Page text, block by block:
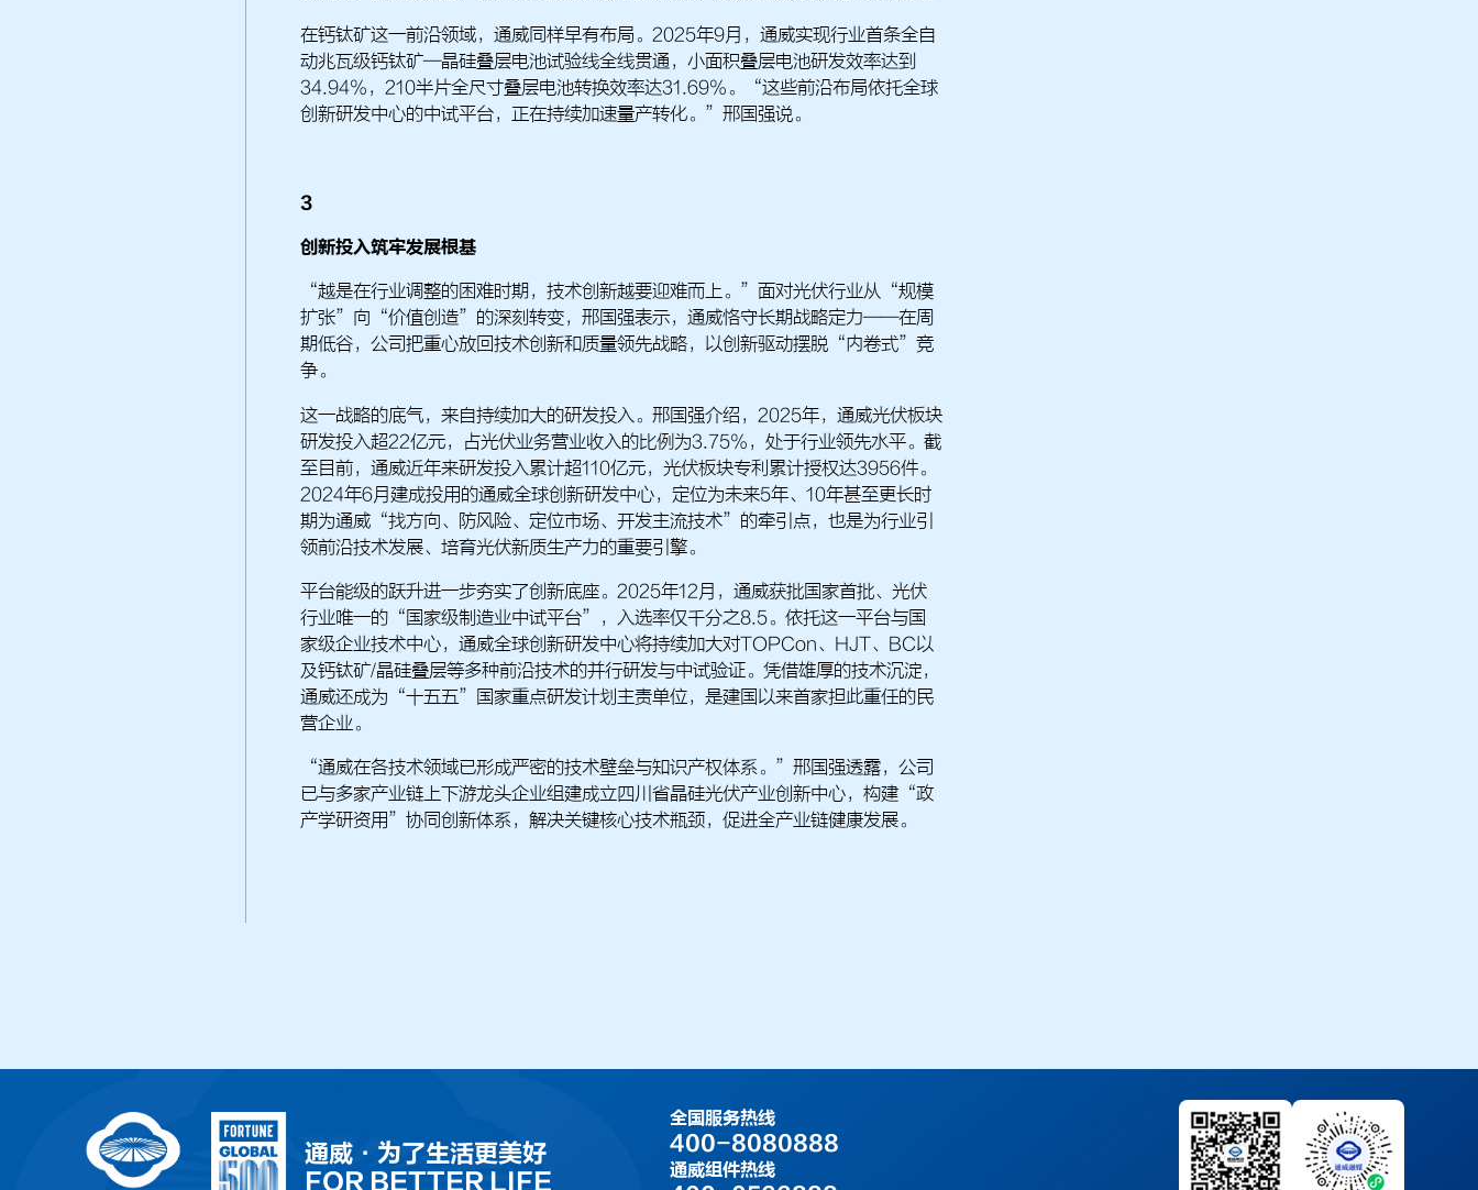
在钙钛矿这一前沿领域，通威同样早有布局。2025年9月，通威实现行业首条全自
动兆瓦级钙钛矿—晶硅叠层电池试验线全线贯通，小面积叠层电池研发效率达到
34.94%，210半片全尺寸叠层电池转换效率达31.69%。“这些前沿布局依托全球
创新研发中心的中试平台，正在持续加速量产转化。”邢国强说。
3
创新投入筑牢发展根基
“越是在行业调整的困难时期，技术创新越要迎难而上。”面对光伏行业从“规模
扩张”向“价值创造”的深刻转变，邢国强表示，通威恪守长期战略定力——在周
期低谷，公司把重心放回技术创新和质量领先战略，以创新驱动摆脱“内卷式”竞
争。
这一战略的底气，来自持续加大的研发投入。邢国强介绍，2025年，通威光伏板块
研发投入超22亿元，占光伏业务营业收入的比例为3.75%，处于行业领先水平。截
至目前，通威近年来研发投入累计超110亿元，光伏板块专利累计授权达3956件。
2024年6月建成投用的通威全球创新研发中心，定位为未来5年、10年甚至更长时
期为通威“找方向、防风险、定位市场、开发主流技术”的牵引点，也是为行业引
领前沿技术发展、培育光伏新质生产力的重要引擎。
平台能级的跃升进一步夯实了创新底座。2025年12月，通威获批国家首批、光伏
行业唯一的“国家级制造业中试平台”，入选率仅千分之8.5。依托这一平台与国
家级企业技术中心，通威全球创新研发中心将持续加大对TOPCon、HJT、BC以
及钙钛矿/晶硅叠层等多种前沿技术的并行研发与中试验证。凭借雄厚的技术沉淀，
通威还成为“十五五”国家重点研发计划主责单位，是建国以来首家担此重任的民
营企业。
“通威在各技术领域已形成严密的技术壁垒与知识产权体系。”邢国强透露，公司
已与多家产业链上下游龙头企业组建成立四川省晶硅光伏产业创新中心，构建“政
产学研资用”协同创新体系，解决关键核心技术瓶颈，促进全产业链健康发展。
通威·为了生活更美好
FOR BETTER LIFE
全国服务热线
400-8080888
通威组件热线